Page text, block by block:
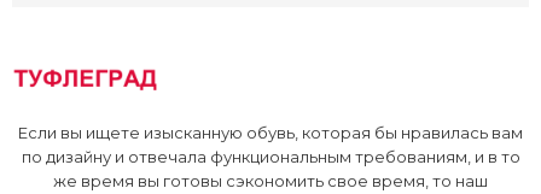
Если вы ищете изысканную обувь, которая бы нравилась вам
по дизайну и отвечала функциональным требованиям, и в то
же время вы готовы сэкономить свое время, то наш